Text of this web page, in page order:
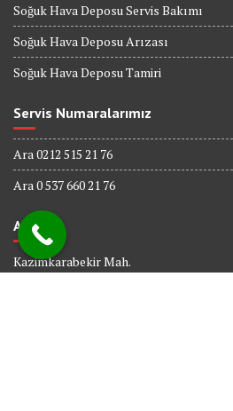
Soğuk Hava Deposu Servis Bakımı
Soğuk Hava Deposu Arızası
Soğuk Hava Deposu Tamiri
Servis Numaralarımız
Ara 0212 515 21 76
Ara 0 537 660 21 76
Adres
Kazimkarabekir Mah.